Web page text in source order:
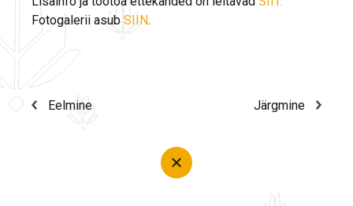
Fotogalerii asub SIIN.
Eelmine Järgmine